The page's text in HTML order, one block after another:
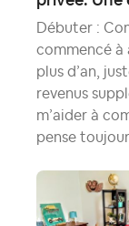
Débuter :
commencé à
plus d’an,
revenus
m’aider à
pense